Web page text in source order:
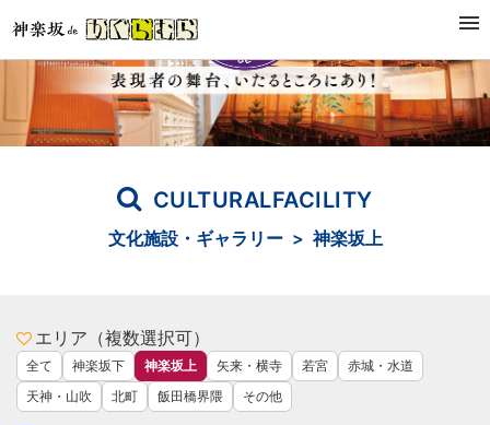
CULTURALFACILITY
文化施設・ギャラリー > 神楽坂上
エリア（複数選択可）
全て 神楽坂下 神楽坂上 矢来・横寺 若宮
赤城・水道
天神・山吹
北町 飯田橋界隈 その他